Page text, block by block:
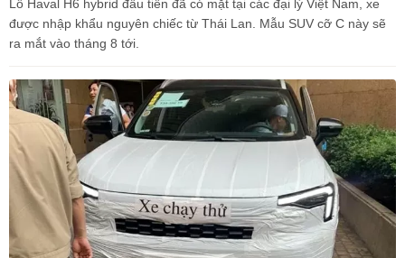
Lô Haval H6 hybrid đầu tiên đã có mặt tại các đại lý Việt Nam, xe
được nhập khẩu nguyên chiếc từ Thái Lan. Mẫu SUV cỡ C này sẽ
ra mắt vào tháng 8 tới.